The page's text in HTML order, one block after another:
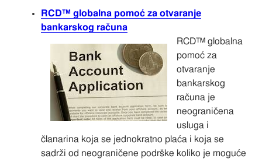
RCD™ globalna pomoć za otvaranje
bankarskog računa
RCD™ globalna
pomoć za
otvaranje
bankarskog
računa je
neograničena
usluga i
članarina koja se jednokratno plaća i koja se
sadrži od neograničene podrške koliko je moguće